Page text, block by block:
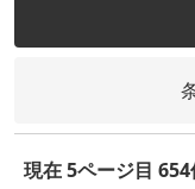
現在 5ページ目